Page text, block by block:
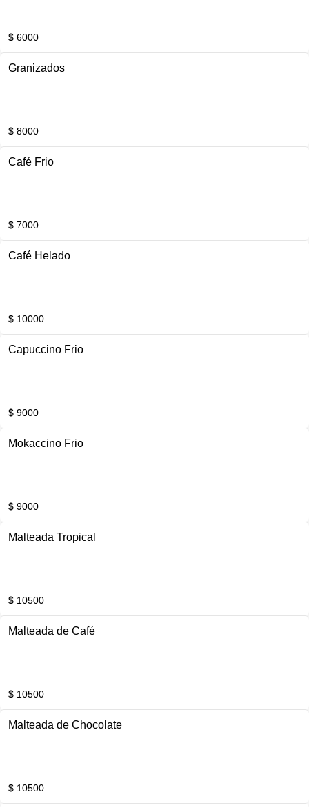
$ 6000
Granizados
$ 8000
Café Frio
$ 7000
Café Helado
$ 10000
Capuccino Frio
$ 9000
Mokaccino Frio
$ 9000
Malteada Tropical
$ 10500
Malteada de Café
$ 10500
Malteada de Chocolate
$ 10500